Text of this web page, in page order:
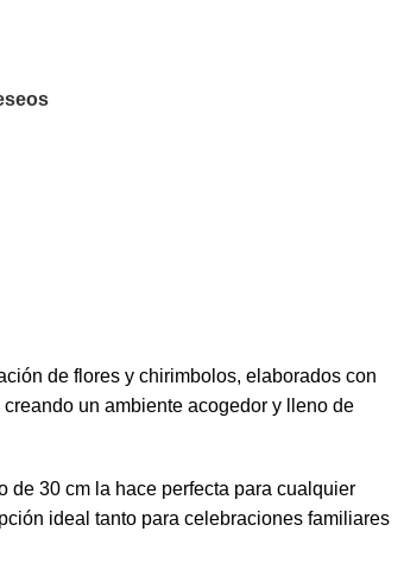
de flores y chirimbolos, elaborados con
un ambiente acogedor y lleno de
de 30 cm la hace perfecta para cualquier
ideal tanto para celebraciones familiares